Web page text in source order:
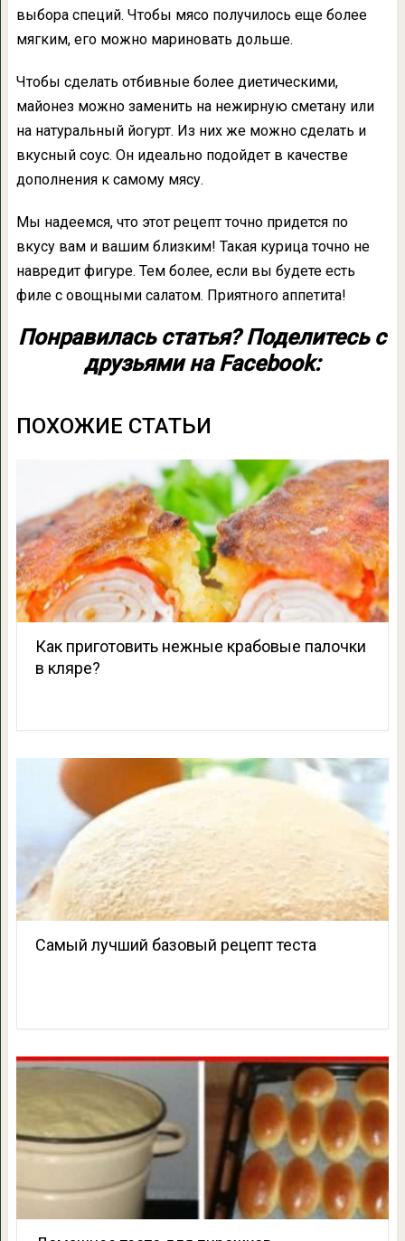
выбора специй. Чтобы мясо получилось еще более
мягким, его можно мариновать дольше.
Чтобы сделать отбивные более диетическими,
майонез можно заменить на нежирную сметану или
на натуральный йогурт. Из них же можно сделать и
вкусный соус. Он идеально подойдет в качестве
дополнения к самому мясу.
Мы надеемся, что этот рецепт точно придется по
вкусу вам и вашим близким! Такая курица точно не
навредит фигуре. Тем более, если вы будете есть
филе с овощными салатом. Приятного аппетита!
Понравилась статья? Поделитесь с
друзьями на Facebook:
ПОХОЖИЕ СТАТЬИ
Как приготовить нежные крабовые палочки
в кляре?
Самый лучший базовый рецепт теста